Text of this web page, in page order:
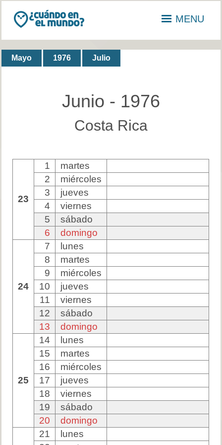
MENU
Mayo 1976 Julio
Junio - 1976
Costa Rica
23
1
martes
2
miércoles
3
jueves
4
viernes
5
sábado
6
domingo
24
7
lunes
8
martes
9
miércoles
10
jueves
11
viernes
12
sábado
13
domingo
25
14
lunes
15
martes
16
miércoles
17
jueves
18
viernes
19
sábado
20
domingo
21
lunes